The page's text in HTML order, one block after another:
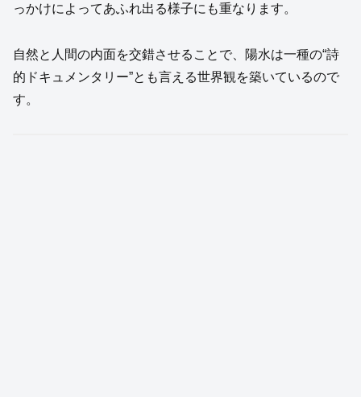
っかけによってあふれ出る様子にも重なります。
自然と人間の内面を交錯させることで、陽水は一種の“詩
的ドキュメンタリー”とも言える世界観を築いているので
す。